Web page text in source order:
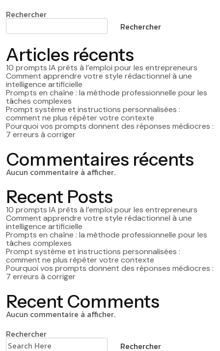
Rechercher
Rechercher
Articles récents
10 prompts IA prêts à l’emploi pour les entrepreneurs
Comment apprendre votre style rédactionnel à une
intelligence artificielle
Prompts en chaîne : la méthode professionnelle pour les
tâches complexes
Prompt système et instructions personnalisées :
comment ne plus répéter votre contexte
Pourquoi vos prompts donnent des réponses médiocres :
7 erreurs à corriger
Commentaires récents
Aucun commentaire à afficher.
Recent Posts
10 prompts IA prêts à l’emploi pour les entrepreneurs
Comment apprendre votre style rédactionnel à une
intelligence artificielle
Prompts en chaîne : la méthode professionnelle pour les
tâches complexes
Prompt système et instructions personnalisées :
comment ne plus répéter votre contexte
Pourquoi vos prompts donnent des réponses médiocres :
7 erreurs à corriger
Recent Comments
Aucun commentaire à afficher.
Rechercher
Rechercher